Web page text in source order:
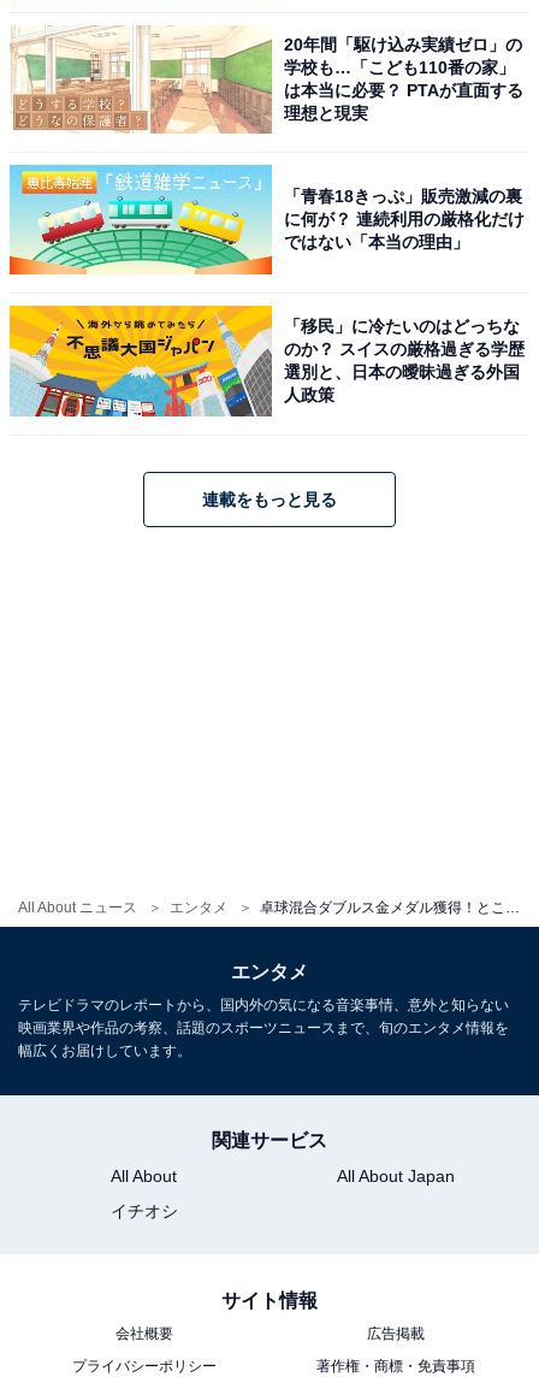
All About ニュース エンタメ
表ソフトラバーは表面に凹凸があるのが特徴。
があるのが特徴です。ボールとの接地面積が少なくなる
分、球離れが速く、相手の回転の影響を受けづらい性質
を持っています。
勝では、表ソフトラバーの長所を生かした速いバックハ
3：ツブ高ラバー
20年間「駆け込み実績ゼロ」の
学校も…「こども110番の家」
は本当に必要？ PTAが直面する
理想と現実
「青春18きっぷ」販売激減の裏
に何が？ 連続利用の厳格化だけ
ではない「本当の理由」
「移民」に冷たいのはどっちな
のか？ スイスの厳格過ぎる学歴
選別と、日本の曖昧過ぎる外国
人政策
連載をもっと見る
エンタメ
テレビドラマのレポートから、国内外の気になる音楽事情、意外と知らない
映画業界や作品の考察、話題のスポーツニュースまで、旬のエンタメ情報を
幅広くお届けしています。
関連サービス
All About
All About Japan
イチオシ
サイト情報
会社概要
広告掲載
プライバシーポリシー
著作権・商標・免責事項